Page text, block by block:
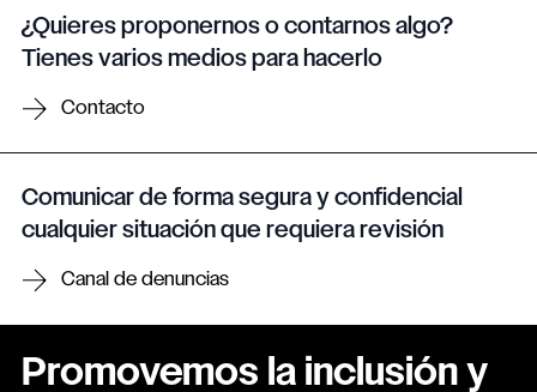
¿Quieres proponernos o contarnos algo?
Tienes varios medios para hacerlo
Contacto
Comunicar de forma segura y confidencial
cualquier situación que requiera revisión
Canal de denuncias
Promovemos la inclusión y